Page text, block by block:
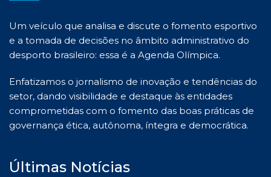
Um veículo que analisa e discute o fomento esportivo
e a tomada de decisões no âmbito administrativo do
desporto brasileiro: essa é a Agenda Olímpica.
Enfatizamos o jornalismo de inovação e tendências do
setor, dando visibilidade e destaque às entidades
comprometidas com o fomento das boas práticas de
governança ética, autônoma, íntegra e democrática.
Últimas Notícias